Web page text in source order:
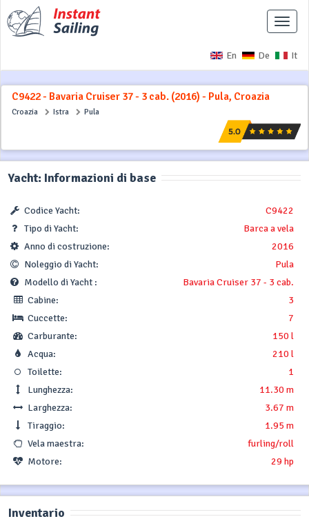
En De It
C9422 - Bavaria Cruiser 37 - 3 cab. (2016) - Pula, Croazia
Croazia Istra Pula
Yacht: Informazioni di base
Codice Yacht:
C9422
Tipo di Yacht:
Barca a vela
Anno di costruzione:
2016
Noleggio di Yacht:
Pula
Modello di Yacht :
Bavaria Cruiser 37 - 3 cab.
Cabine:
3
Cuccette:
7
Carburante:
150 l
Acqua:
210 l
Toilette:
1
Lunghezza:
11.30 m
Larghezza:
3.67 m
Tiraggio:
1.95 m
Vela maestra:
furling/roll
Motore:
29 hp
Inventario